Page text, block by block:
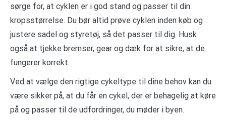
sørge for, at cyklen er i god stand og passer til din
kropsstørrelse. Du bør altid prøve cyklen inden køb og
justere sadel og styretøj, så det passer til dig. Husk
også at tjekke bremser, gear og dæk for at sikre, at de
fungerer korrekt.
Ved at vælge den rigtige cykeltype til dine behov kan du
være sikker på, at du får en cykel, der er behagelig at køre
på og passer til de udfordringer, du møder i byen.